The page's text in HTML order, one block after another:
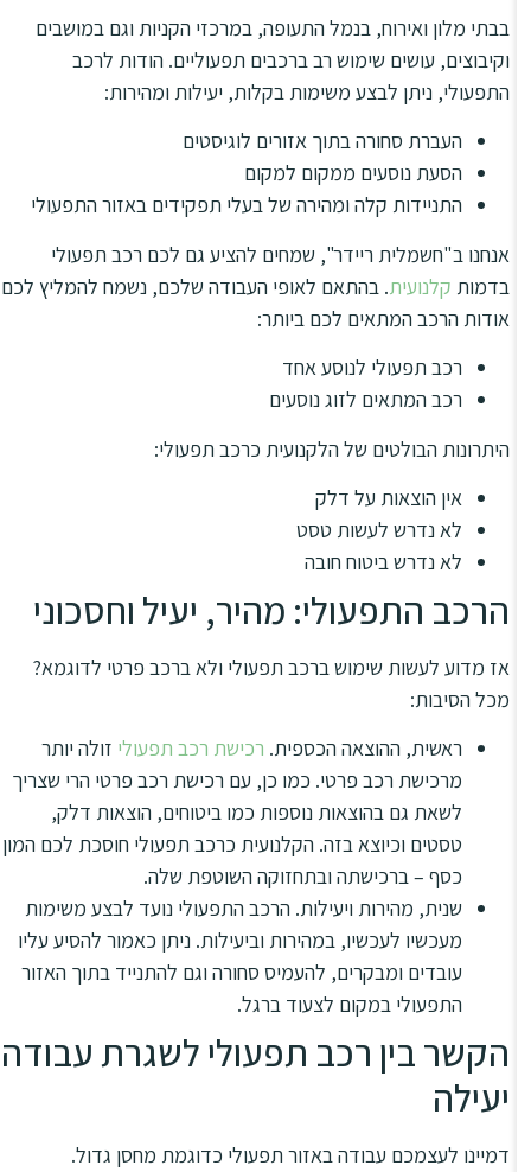
בבתי מלון ואירוח, בנמל התעופה, במרכזי הקניות וגם במושבים
וקיבוצים, עושים שימוש רב ברכבים תפעוליים. הודות לרכב
התפעולי, ניתן לבצע משימות בקלות, יעילות ומהירות:
העברת סחורה בתוך אזורים לוגיסטים
הסעת נוסעים ממקום למקום
התניידות קלה ומהירה של בעלי תפקידים באזור התפעולי
אנחנו ב"חשמלית ריידר", שמחים להציע גם לכם רכב תפעולי
בדמותקלנועית. בהתאם לאופי העבודה שלכם, נשמח להמליץ לכם
אודות הרכב המתאים לכם ביותר:
רכב תפעולי לנוסע אחד
רכב המתאים לזוג נוסעים
היתרונות הבולטים של הלקנועית כרכב תפעולי:
אין הוצאות על דלק
לא נדרש לעשות טסט
לא נדרש ביטוח חובה
הרכב התפעולי: מהיר, יעיל וחסכוני
אז מדוע לעשות שימוש ברכב תפעולי ולא ברכב פרטי לדוגמא?
מכל הסיבות:
ראשית, ההוצאה הכספית.רכישת רכב תפעוליזולה יותר
מרכישת רכב פרטי. כמו כן, עם רכישת רכב פרטי הרי שצריך
לשאת גם בהוצאות נוספות כמו ביטוחים, הוצאות דלק,
טסטים וכיוצא בזה. הקלנועית כרכב תפעולי חוסכת לכם המון
כסף – ברכישתה ובתחזוקה השוטפת שלה.
שנית, מהירות ויעילות. הרכב התפעולי נועד לבצע משימות
מעכשיו לעכשיו, במהירות וביעילות. ניתן כאמור להסיע עליו
עובדים ומבקרים, להעמיס סחורה וגם להתנייד בתוך האזור
התפעולי במקום לצעוד ברגל.
הקשר בין רכב תפעולי לשגרת עבודה
יעילה
דמיינו לעצמכם עבודה באזור תפעולי כדוגמת מחסן גדול.